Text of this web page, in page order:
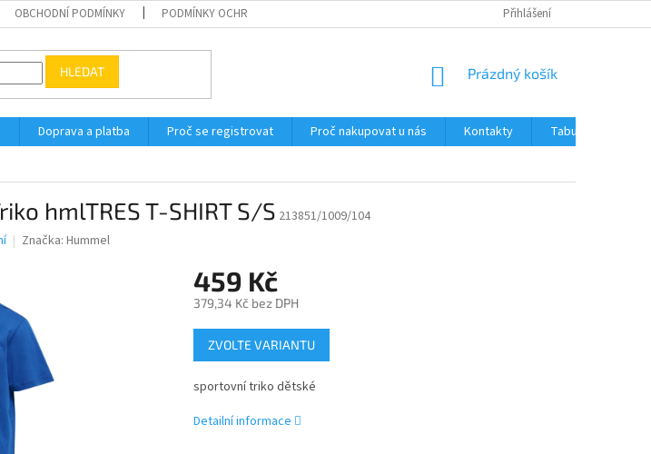
OBCHODNÍ PODMÍNKY PODMÍNKY OCHRANY OSOBNÍCH ÚDAJŮ JAK OVĚŘUJEME RECENZE NAŠEHO E-SHOPU ?
Přihlášení
HLEDAT
NÁKUPNÍ
Prázdný košík
Doprava a platba Proč se registrovat Proč nakupovat u nás Kontakty
Tabulka velikostí
hmlTRES T-SHIRT S/S 213851/1009/104
Značka: Hummel
459 Kč
379,34 Kč bez DPH
Měrná
cena:
ZVOLTE VARIANTU
sportovní triko dětské
Detailní informace